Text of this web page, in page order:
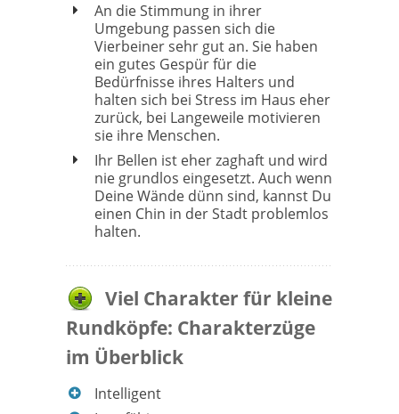
An die Stimmung in ihrer
Umgebung passen sich die
Vierbeiner sehr gut an. Sie haben
ein gutes Gespür für die
Bedürfnisse ihres Halters und
halten sich bei Stress im Haus eher
zurück, bei Langeweile motivieren
sie ihre Menschen.
Ihr Bellen ist eher zaghaft und wird
nie grundlos eingesetzt. Auch wenn
Deine Wände dünn sind, kannst Du
einen Chin in der Stadt problemlos
halten.
Viel Charakter für kleine
Rundköpfe: Charakterzüge
im Überblick
Intelligent